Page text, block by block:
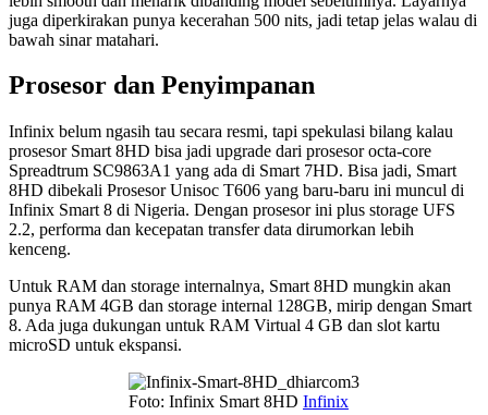
juga diperkirakan punya kecerahan 500 nits, jadi tetap jelas walau di
bawah sinar matahari.
Prosesor dan Penyimpanan
Infinix belum ngasih tau secara resmi, tapi spekulasi bilang kalau
prosesor Smart 8HD bisa jadi upgrade dari prosesor octa-core
Spreadtrum SC9863A1 yang ada di Smart 7HD. Bisa jadi, Smart
8HD dibekali Prosesor Unisoc T606 yang baru-baru ini muncul di
Infinix Smart 8 di Nigeria. Dengan prosesor ini plus storage UFS
2.2, performa dan kecepatan transfer data dirumorkan lebih
kenceng.
Untuk RAM dan storage internalnya, Smart 8HD mungkin akan
punya RAM 4GB dan storage internal 128GB, mirip dengan Smart
8. Ada juga dukungan untuk RAM Virtual 4 GB dan slot kartu
microSD untuk ekspansi.
Foto: Infinix Smart 8HD Infinix